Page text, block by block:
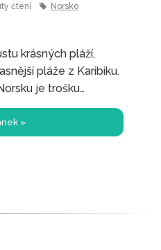
Lofotech, které
čtení
Norsko
krásných pláží,
pláže z Karibiku.
je trošku
na koupání, ale jen na
»